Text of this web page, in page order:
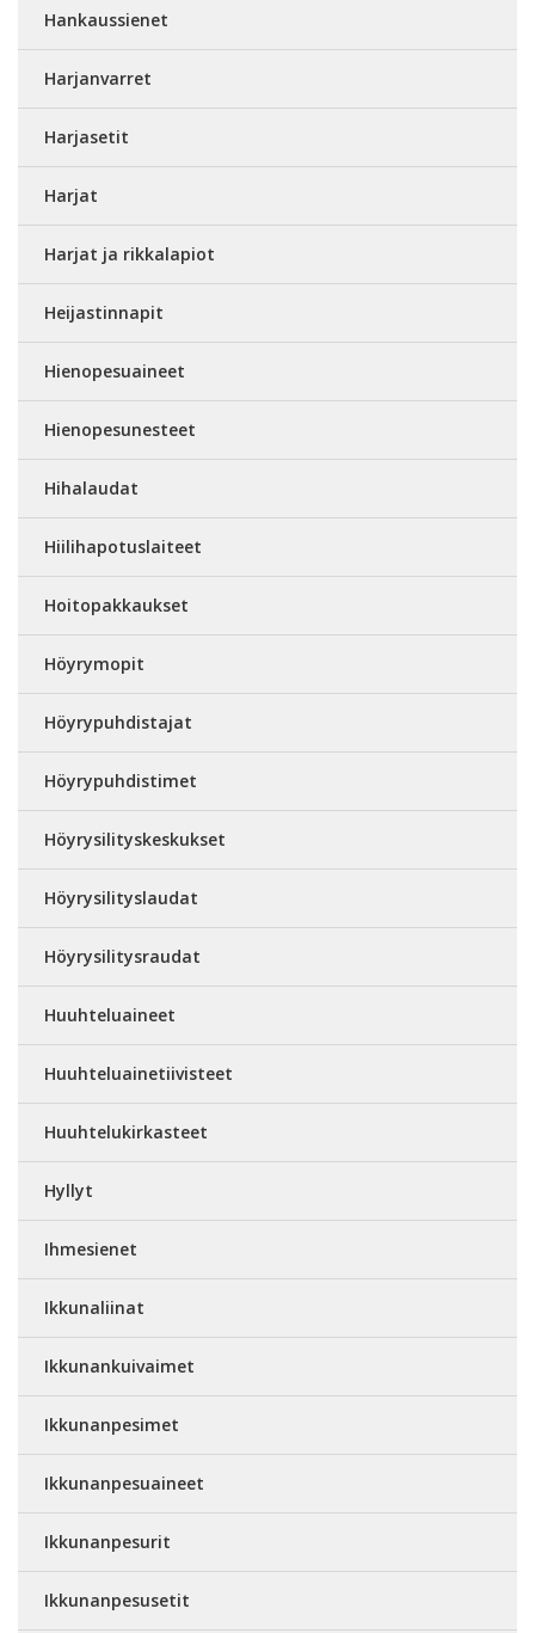
Hankaussienet
Harjanvarret
Harjasetit
Harjat
Harjat ja rikkalapiot
Heijastinnapit
Hienopesuaineet
Hienopesunesteet
Hihalaudat
Hiilihapotuslaiteet
Hoitopakkaukset
Höyrymopit
Höyrypuhdistajat
Höyrypuhdistimet
Höyrysilityskeskukset
Höyrysilityslaudat
Höyrysilitysraudat
Huuhteluaineet
Huuhteluainetiivisteet
Huuhtelukirkasteet
Hyllyt
Ihmesienet
Ikkunaliinat
Ikkunankuivaimet
Ikkunanpesimet
Ikkunanpesuaineet
Ikkunanpesurit
Ikkunanpesusetit